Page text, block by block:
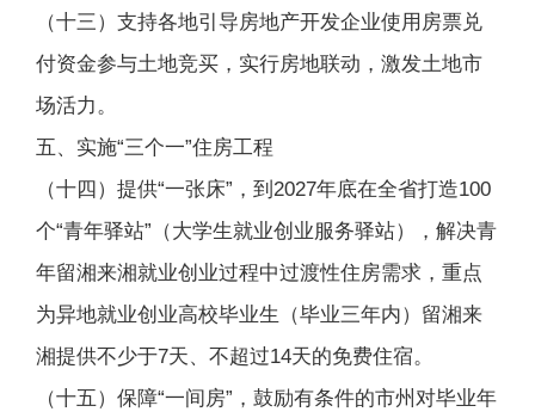
（十三）支持各地引导房地产开发企业使用房票兑
付资金参与土地竞买，实行房地联动，激发土地市
场活力。
五、实施“三个一”住房工程
（十四）提供“一张床”，到2027年底在全省打造100
个“青年驿站”（大学生就业创业服务驿站），解决青
年留湘来湘就业创业过程中过渡性住房需求，重点
为异地就业创业高校毕业生（毕业三年内）留湘来
湘提供不少于7天、不超过14天的免费住宿。
（十五）保障“一间房”，鼓励有条件的市州对毕业年